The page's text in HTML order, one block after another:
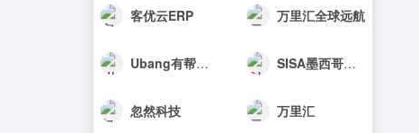
客优云ERP 万里汇全球远航
Ubang有帮科技 SISA墨西哥海外仓
忽然科技 万里汇